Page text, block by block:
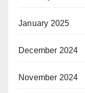
January 2025
December 2024
November 2024